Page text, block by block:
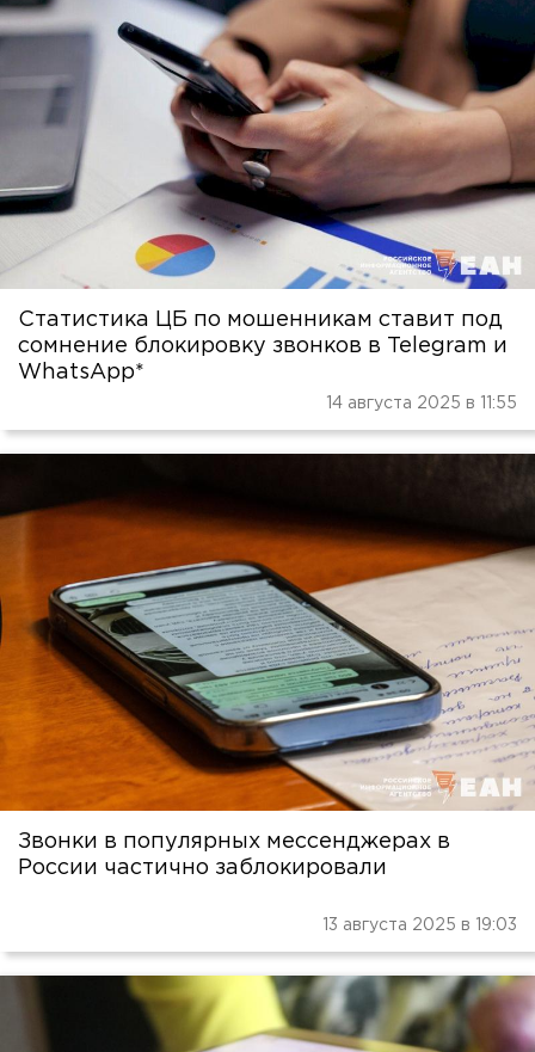
Статистика ЦБ по мошенникам ставит под
сомнение блокировку звонков в Telegram и
WhatsApp*
14 августа 2025 в 11:55
Звонки в популярных мессенджерах в
России частично заблокировали
13 августа 2025 в 19:03